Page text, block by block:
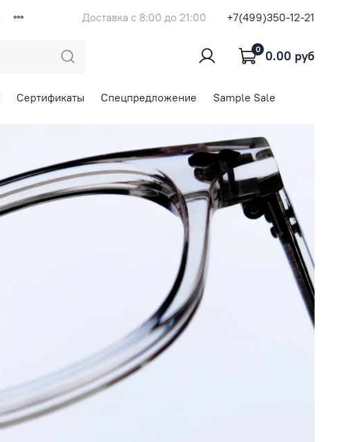
Доставка с 8:00 до 21:00 +7(499)350-12-21
0 0.00 руб
Сертификаты Спецпредложение Sample Sale